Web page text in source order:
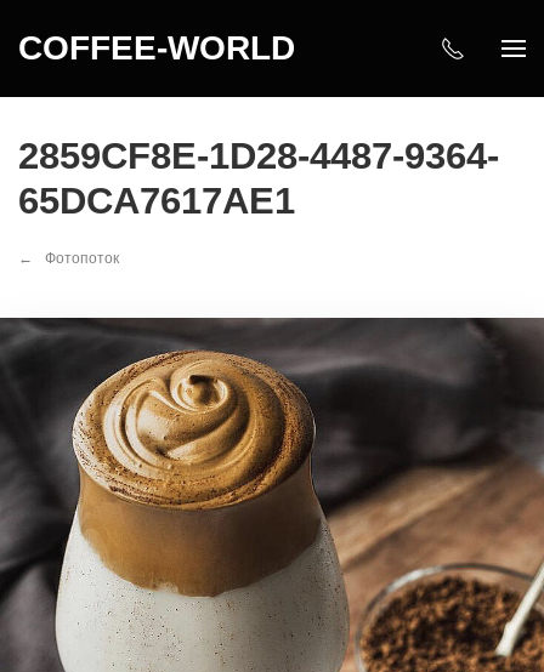
COFFEE-WORLD
2859CF8E-1D28-4487-9364-
65DCA7617AE1
Фотопоток